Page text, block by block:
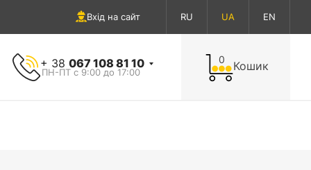
Вхід на сайт RU UA EN
+ 38 067 108 81 10
ПН-ПТ с 9:00 до 17:00
0 Кошик